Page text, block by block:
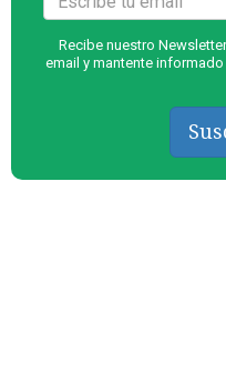
Recibe nuestro
email y mantente